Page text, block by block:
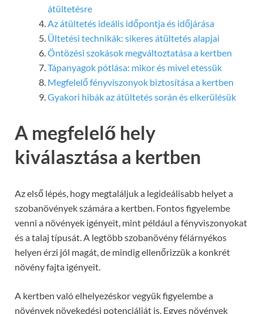
átültetésre
Az átültetés ideális időpontja és időjárása
Ültetési technikák: sikeres átültetés alapjai
Öntözési szokások megváltoztatása a kertben
Tápanyagok pótlása: mikor és mivel etessük
Megfelelő fényviszonyok biztosítása a kertben
Gyakori hibák az átültetés során és elkerülésük
A megfelelő hely
kiválasztása a kertben
Az első lépés, hogy megtaláljuk a legideálisabb helyet a
szobanövények számára a kertben. Fontos figyelembe
venni a növények igényeit, mint például a fényviszonyokat
és a talaj típusát. A legtöbb szobanövény félárnyékos
helyen érzi jól magát, de mindig ellenőrizzük a konkrét
növény fajta igényeit.
A kertben való elhelyezéskor vegyük figyelembe a
növények növekedési potenciálját is. Egyes növények